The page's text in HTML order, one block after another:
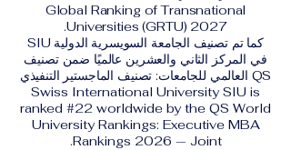
Global Ranking of Transnational
Universities (GRTU) 2027.
كما تم تصنيف الجامعة السويسرية الدولية SIU
في المركز الثاني والعشرين عالميًا ضمن تصنيف
QS العالمي للجامعات: تصنيف الماجستير التنفيذي
Swiss International University SIU is
ranked #22 worldwide by the QS World
University Rankings: Executive MBA
Rankings 2026 — Joint.